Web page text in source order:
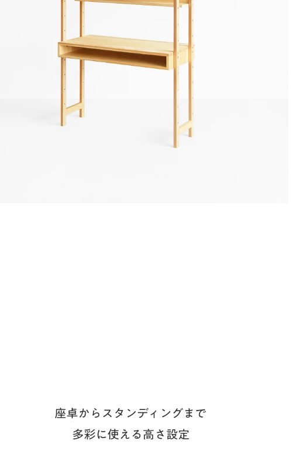
座卓からスタンディングまで
多彩に使える高さ設定